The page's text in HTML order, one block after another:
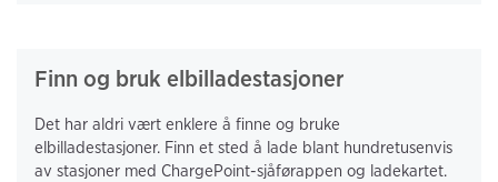
Finn og bruk elbilladestasjoner
Det har aldri vært enklere å finne og bruke
elbilladestasjoner. Finn et sted å lade blant hundretusenvis
av stasjoner med ChargePoint-sjåførappen og ladekartet.